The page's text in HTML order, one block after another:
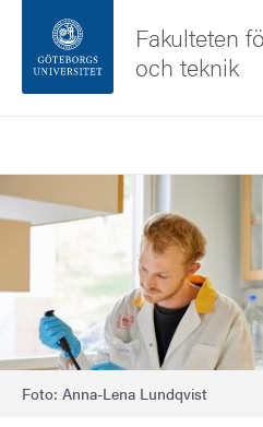
Sidfoten
Om webbplatsen
Fakulteten
och teknik
Bild
Foto: Anna-Lena Lundqvist